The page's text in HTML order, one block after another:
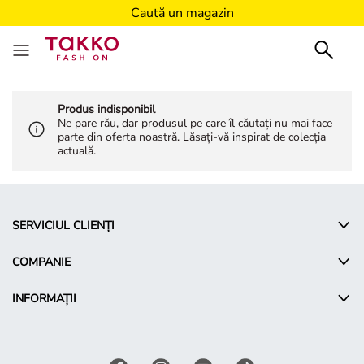
Caută un magazin
Produs indisponibil
Ne pare rău, dar produsul pe care îl căutați nu mai face
parte din oferta noastră. Lăsați-vă inspirat de colecția
actuală.
SERVICIUL CLIENȚI
COMPANIE
INFORMAȚII